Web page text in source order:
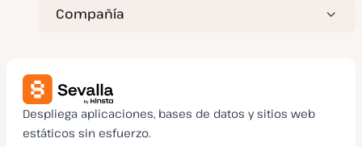
Compañía
Despliega aplicaciones, bases de datos y sitios web
estáticos sin esfuerzo.